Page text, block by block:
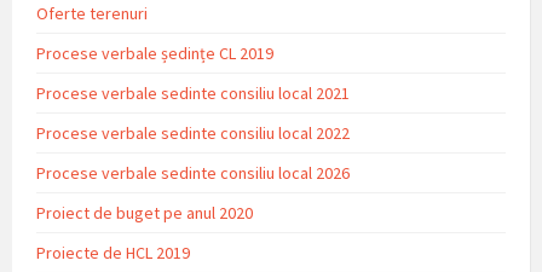
Oferte terenuri
Procese verbale ședințe CL 2019
Procese verbale sedinte consiliu local 2021
Procese verbale sedinte consiliu local 2022
Procese verbale sedinte consiliu local 2026
Proiect de buget pe anul 2020
Proiecte de HCL 2019